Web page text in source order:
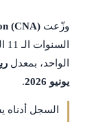
وزّعت (CNA)
السنوات الـ 11 الماضية ما إجماليه نحو
الواحد، بمعدل
يونيو 2026
.
السجل أدناه